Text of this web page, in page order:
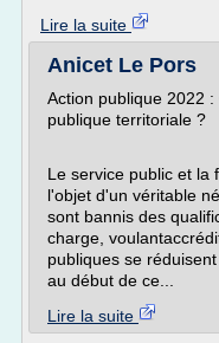
Lire la suite
Anicet Le Pors
Action publique 2022
publique territoriale ?
Le service public et
l'objet d'un véritable
sont bannis des
charge,
publiques se
au début de ce...
Lire la suite